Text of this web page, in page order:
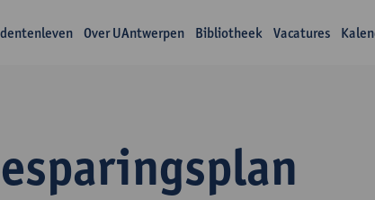
Over UAntwerpen Bibliotheek Vacatures